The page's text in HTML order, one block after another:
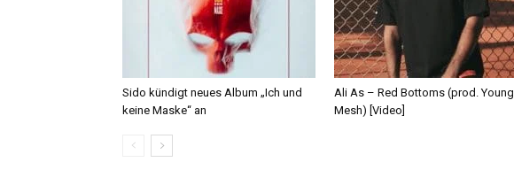
Sido kündigt neues Album „Ich und
keine Maske“ an
Ali As – Red Bottoms (prod. Young
Mesh) [Video]